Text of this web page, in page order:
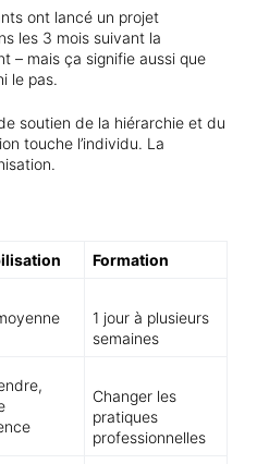
ont lancé un projet
les 3 mois suivant la
– mais ça signifie aussi que
le pas.
soutien de la hiérarchie et du
touche l’individu. La
Formation
1 jour à plusieurs
semaines
Changer les
pratiques
professionnelles